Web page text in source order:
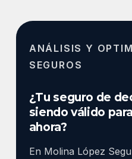
ANÁLISIS Y
SEGUROS
¿Tu seguro de
siendo válido
ahora?
En Molina López